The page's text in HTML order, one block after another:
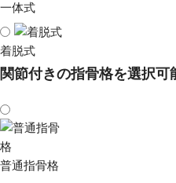
一体式
着脱式
関節付きの指骨格を選択可
普通指骨格